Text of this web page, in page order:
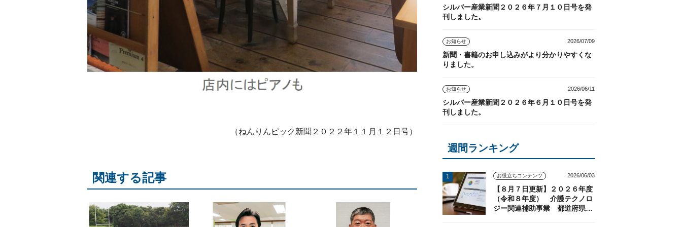
（ねんりんピック新聞２０２２年１１月１２日号）
関連する記事
シルバー産業新聞２０２６年７月１０日号を発
刊しました。
お知らせ 2026/07/09
新聞・書籍のお申し込みがより分かりやすくな
りました。
お知らせ 2026/06/11
シルバー産業新聞２０２６年６月１０日号を発
刊しました。
週間ランキング
お役立ちコンテンツ 2026/06/03
【８月７日更新】２０２６年度
（令和８年度） 介護テクノロ
ジー関連補助事業 都道府県の